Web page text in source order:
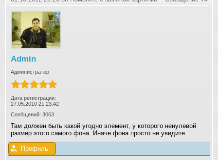
Admin
Администратор
Дата регистрации:
27.05.2010 21:23:42
Сообщений: 3063
Там должен быть какой угодно элемент, у которого ненулевой
размер этого самого фона. Иначе фона просто не увидите.
Профиль